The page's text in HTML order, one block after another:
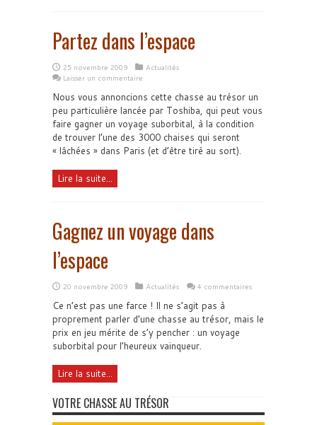
Partez dans l’espace
25 novembre 2009
Actualités
Laisser un commentaire
Nous vous annoncions cette chasse au trésor un
peu particulière lancée par Toshiba, qui peut vous
faire gagner un voyage suborbital, à la condition
de trouver l’une des 3000 chaises qui seront
« lâchées » dans Paris (et d’être tiré au sort).
Lire la suite...
Gagnez un voyage dans
l’espace
20 novembre 2009 Actualités 4 commentaires
Ce n’est pas une farce ! Il ne s’agit pas à
proprement parler d’une chasse au trésor, mais le
prix en jeu mérite de s’y pencher : un voyage
suborbital pour l’heureux vainqueur.
Lire la suite...
VOTRE CHASSE AU TRÉSOR